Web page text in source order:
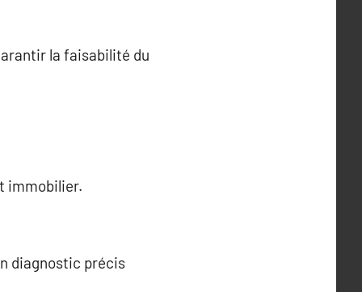
la faisabilité du
immobilier.
diagnostic précis